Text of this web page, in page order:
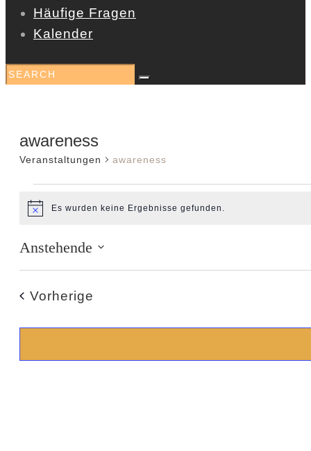
Häufige Fragen
Kalender
awareness
Veranstaltungen awareness
HinweisEs wurden keine Ergebnisse gefunden.
Anstehende
Datum
wählen.
Vorherige